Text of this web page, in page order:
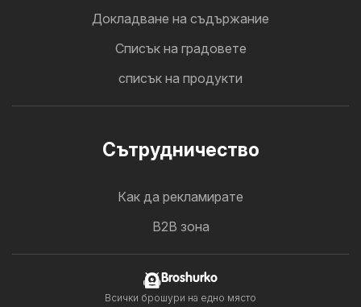
Докладване на съдържание
Cписък на градовете
списък на продукти
Cътрудничество
Как да рекламирате
B2B зона
Broshurko
Всички брошури на едно място